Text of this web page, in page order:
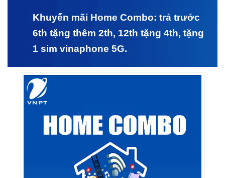
Khuyến mãi Home Combo: trả trước
6th tặng thêm 2th, 12th tặng 4th, tặng
1 sim vinaphone 5G.